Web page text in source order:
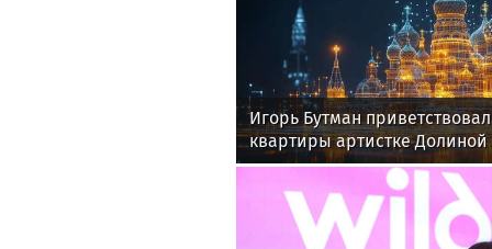
Игорь Бутман
квартиры артистке Долиной